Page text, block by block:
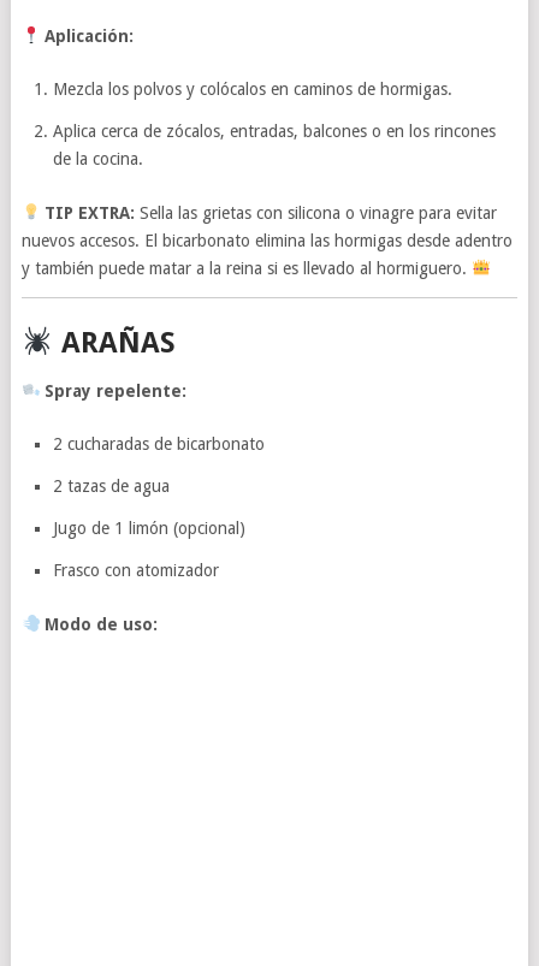
Aplicación:
Mezcla los polvos y colócalos en caminos de hormigas.
Aplica cerca de zócalos, entradas, balcones o en los rincones
de la cocina.
TIP EXTRA: Sella las grietas con silicona o vinagre para evitar
nuevos accesos. El bicarbonato elimina las hormigas desde adentro
y también puede matar a la reina si es llevado al hormiguero.
ARAÑAS
Spray repelente:
2 cucharadas de bicarbonato
2 tazas de agua
Jugo de 1 limón (opcional)
Frasco con atomizador
Modo de uso: